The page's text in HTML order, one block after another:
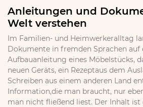
Anleitungen und
Welt verstehen
Im Familien- und Heimwerkeralltag
Dokumente in fremden Sprachen auf
Aufbauanleitung eines Möbelstücks,
neuen Geräts, ein Rezeptaus dem
Schreiben aus einem anderen Land
Information,die man braucht, nur
man nicht fließend liest. Der Inhalt ist